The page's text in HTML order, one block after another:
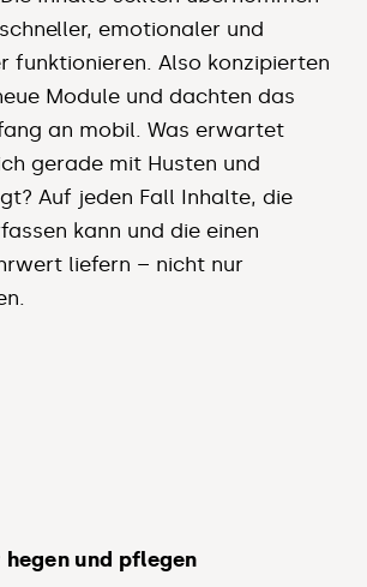
emotionaler und
funktionieren. Also konzipierten
Module und dachten das
an mobil. Was erwartet
gerade mit Husten und
Auf jeden Fall Inhalte, die
kann und die einen
liefern – nicht nur
und pflegen